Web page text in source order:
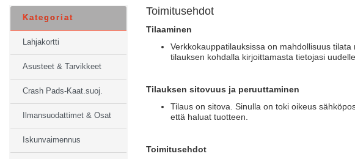
Toimitusehdot
Tilaaminen
Verkkokauppatilauksissa on mahdollisuus
tilauksen kohdalla kirjoittamasta tietojasi
Tilauksen sitovuus ja peruuttaminen
Tilaus on sitova. Sinulla on toki oikeus
että haluat tuotteen.
Toimitusehdot
Kategoriat
Lahjakortti
Asusteet & Tarvikkeet
Crash Pads-Kaat.suoj.
Ilmansuodattimet & Osat
Iskunvaimennus